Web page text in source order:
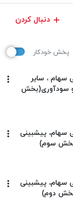
دنبال کردن
پخش خودکار
سهام ، سایر
و سودآوری(بخش
سهام، پیشبینی
سوم)
سهام، پیشبینی
دوم)